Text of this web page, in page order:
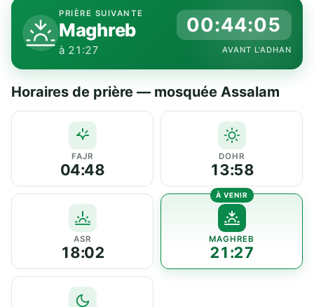
PRIÈRE SUIVANTE
Maghreb
à 21:27
00:44:05
AVANT L'ADHAN
Horaires de prière — mosquée Assalam
FAJR
04:48
DOHR
13:58
ASR
18:02
MAGHREB
21:27